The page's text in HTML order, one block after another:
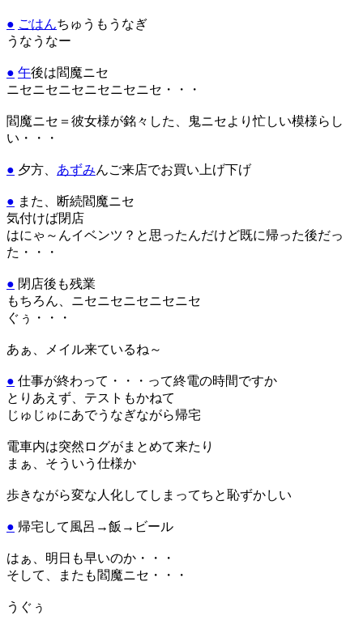
● ごはんちゅうもうなぎ
うなうなー
● 午後は閻魔ニセ
ニセニセニセニセニセニセ・・・
閻魔ニセ＝彼女様が銘々した、鬼ニセより忙しい模様らし
い・・・
● 夕方、 あずみんご来店でお買い上げ下げ
● また、断続閻魔ニセ
気付けば閉店
はにゃ～んイベンツ？と思ったんだけど既に帰った後だっ
た・・・
● 閉店後も残業
もちろん、ニセニセニセニセニセ
ぐぅ・・・
あぁ、メイル来ているね～
● 仕事が終わって・・・って終電の時間ですか
とりあえず、テストもかねて
じゅじゅにあでうなぎながら帰宅
電車内は突然ログがまとめて来たり
まぁ、そういう仕様か
歩きながら変な人化してしまってちと恥ずかしい
● 帰宅して風呂→飯→ビール
はぁ、明日も早いのか・・・
そして、またも閻魔ニセ・・・
うぐぅ